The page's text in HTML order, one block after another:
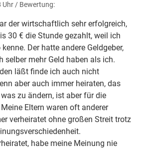
Uhr/ Bewertung:
der wirtschaftlich sehr erfolgreich,
30 € die Stunde gezahlt, weil ich
Der hatte andere Geldgeber,
selber mehr Geld haben als ich.
läßt finde ich auch nicht
aber auch immer heiraten, das
zu ändern, ist aber für die
Eltern waren oft anderer
verheiratet ohne großen Streit trotz
habe meine Meinung nie